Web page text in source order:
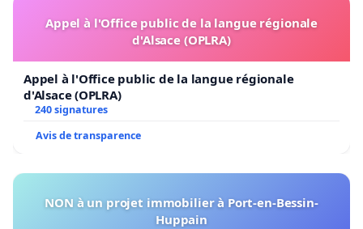
Appel à l'Office public de la langue régionale
d'Alsace (OPLRA)
Appel à l'Office public de la langue régionale
d'Alsace (OPLRA)
240 signatures
Avis de transparence
NON à un projet immobilier à Port-en-Bessin-
Huppain